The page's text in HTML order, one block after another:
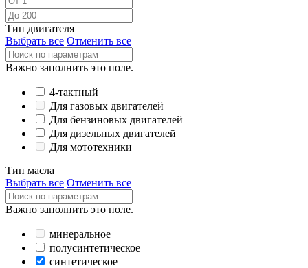
Тип двигателя
Выбрать все Отменить все
Важно заполнить это поле.
4-тактный
Для газовых двигателей
Для бензиновых двигателей
Для дизельных двигателей
Для мототехники
Тип масла
Выбрать все Отменить все
Важно заполнить это поле.
минеральное
полусинтетическое
синтетическое